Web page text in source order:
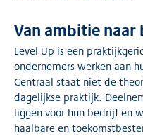
Van ambitie naar
Level Up is een
ondernemers werken aan
Centraal staat niet de
dagelijkse praktijk.
liggen voor hun bedrijf en
haalbare en